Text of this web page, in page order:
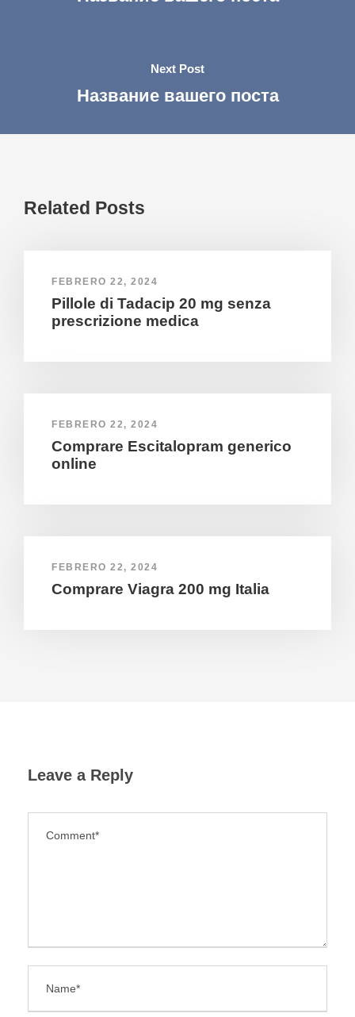
Next Post
Название вашего поста
Related Posts
FEBRERO 22, 2024
Pillole di Tadacip 20 mg senza
prescrizione medica
FEBRERO 22, 2024
Comprare Escitalopram generico
online
FEBRERO 22, 2024
Comprare Viagra 200 mg Italia
Leave a Reply